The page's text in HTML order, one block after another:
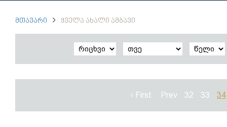
ᲛᲗᲐᲕᲐᲠᲘ ᲧᲕᲔᲚᲐ ᲐᲮᲐᲚᲘ ᲐᲛᲑᲐᲕᲘ
‹ First Prev 32 33 34